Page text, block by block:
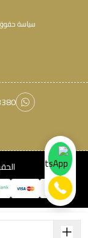
سياسة حقوق